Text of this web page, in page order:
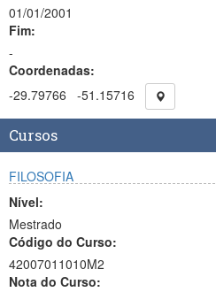
01/01/2001
Fim:
-
Coordenadas:
-29.79766
-51.15716
Cursos
FILOSOFIA
Nível:
Mestrado
Código do Curso:
42007011010M2
Nota do Curso: